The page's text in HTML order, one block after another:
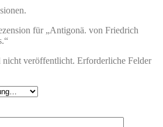
für „Antigonä. von Friedrich
veröffentlicht. Erforderliche Felder